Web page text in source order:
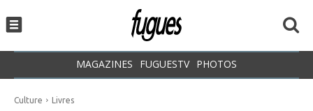
MAGAZINES FUGUESTV PHOTOS
Culture Livres